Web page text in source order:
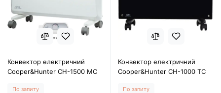
Конвектор електричний
Cooper&Hunter CH-1500 MC
По запиту
Конвектор електричний
Cooper&Hunter CH-1000 TC
По запиту